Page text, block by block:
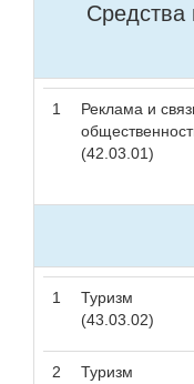
1
Реклама и
(42.03.01)
1
Туризм
(43.03.02)
2
Туризм